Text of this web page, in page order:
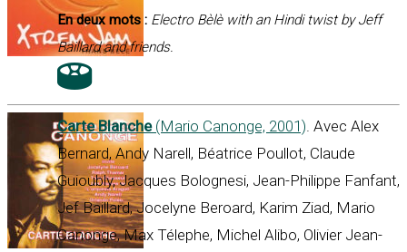
En deux mots : Electro Bèlè with an Hindi twist by Jeff
Baillard and friends.
Carte Blanche(Mario Canonge, 2001). Avec Alex
Bernard, Andy Narell, Béatrice Poullot, Claude
Guioubly, Jacques Bolognesi, Jean-Philippe Fanfant,
Jef Baillard, Jocelyne Beroard, Karim Ziad, Mario
Canonge, Max Télephe, Michel Alibo, Olivier Jean-